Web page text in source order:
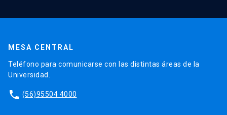
MESA CENTRAL
Teléfono para comunicarse con las distintas áreas de la
Universidad.
phone (56)95504 4000